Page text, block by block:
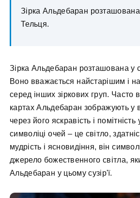
Зірка Альдебаран розташована
Тельця.
Зірка Альдебаран розташована у
Воно вважається найстарішим і
серед інших зіркових груп. Часто
картах Альдебаран зображують у
через його яскравість і
символіці очей – це світло,
мудрість і ясновидіння, він
джерело божественного світла,
Альдебаран у цьому сузір'ї.